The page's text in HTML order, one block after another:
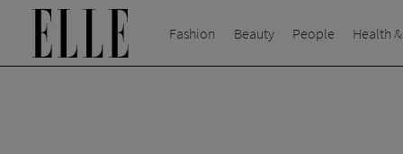
Fashion Beauty People Health